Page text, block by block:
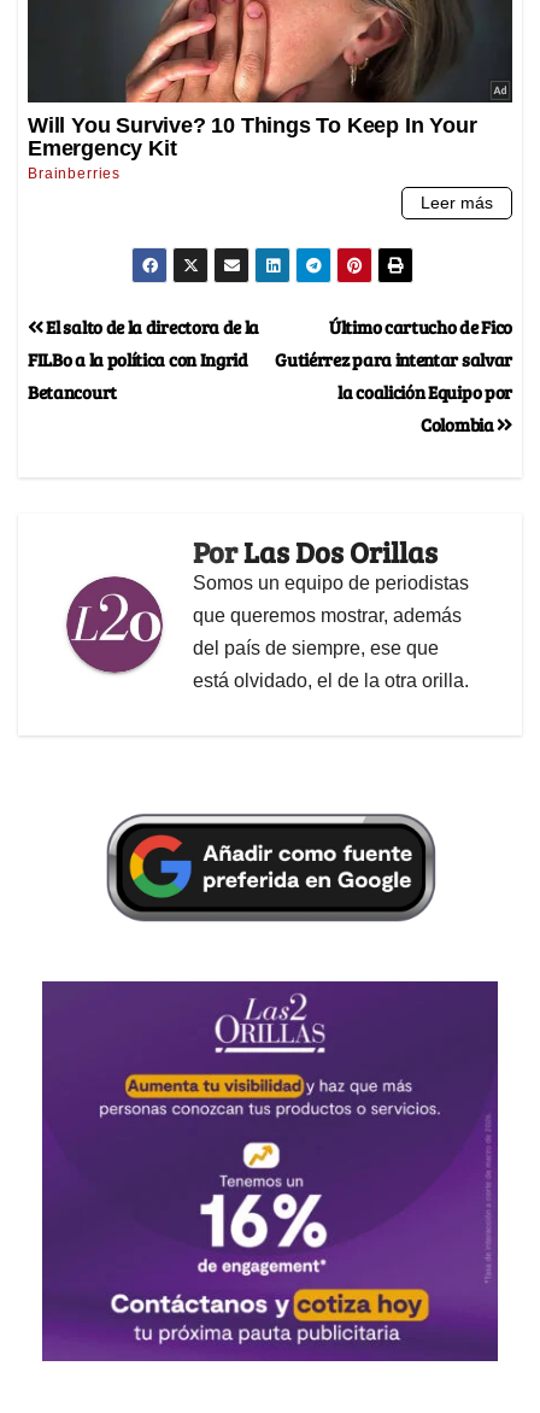
Último cartucho de Fico
Gutiérrez para intentar salvar
la coalición Equipo por
Colombia
El salto de la directora de la
FILBo a la política con Ingrid
Betancourt
PorLas Dos Orillas
Somos un equipo de periodistas
que queremos mostrar, además
del país de siempre, ese que
está olvidado, el de la otra orilla.